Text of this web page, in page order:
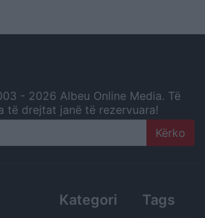
- 2026 Albeu Online Media. Të
të drejtat janë të rezervuara!
Kategori Tags